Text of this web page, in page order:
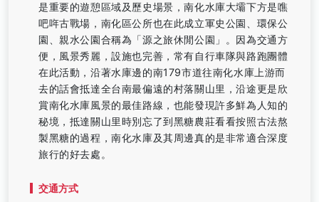
是重要的遊憩區域及歷史場景，南化水庫大壩下方是噍
吧哖古戰場，南化區公所也在此成立軍史公園、環保公
園、親水公園合稱為「源之旅休閒公園」。因為交通方
便，風景秀麗，設施也完善，常有自行車隊與路跑團體
在此活動，沿著水庫邊的南179市道往南化水庫上游而
去的話會抵達全台南最偏遠的村落關山里，沿途更是欣
賞南化水庫風景的最佳路線，也能發現許多鮮為人知的
秘境，抵達關山里時別忘了到黑糖農莊看看按照古法熬
製黑糖的過程，南化水庫及其周邊真的是非常適合深度
旅行的好去處。
交通方式